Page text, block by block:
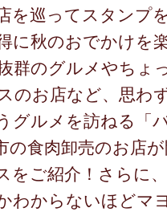
を巡ってスタンプ
に秋のおでかけを
群のグルメやちょ
のお店など、思わ
グルメを訪ねる「
の食肉卸売のお店
をご紹介！さらに
わからないほどマ